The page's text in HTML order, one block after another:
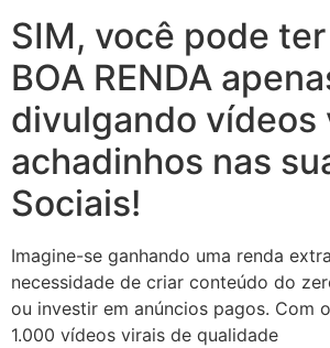
SIM, você pode
BOA RENDA
divulgando vídeos
achadinhos nas
Sociais!
Imagine-se ganhando uma renda
necessidade de criar conteúdo do
ou investir em anúncios pagos. Com
1.000 vídeos virais de qualidade